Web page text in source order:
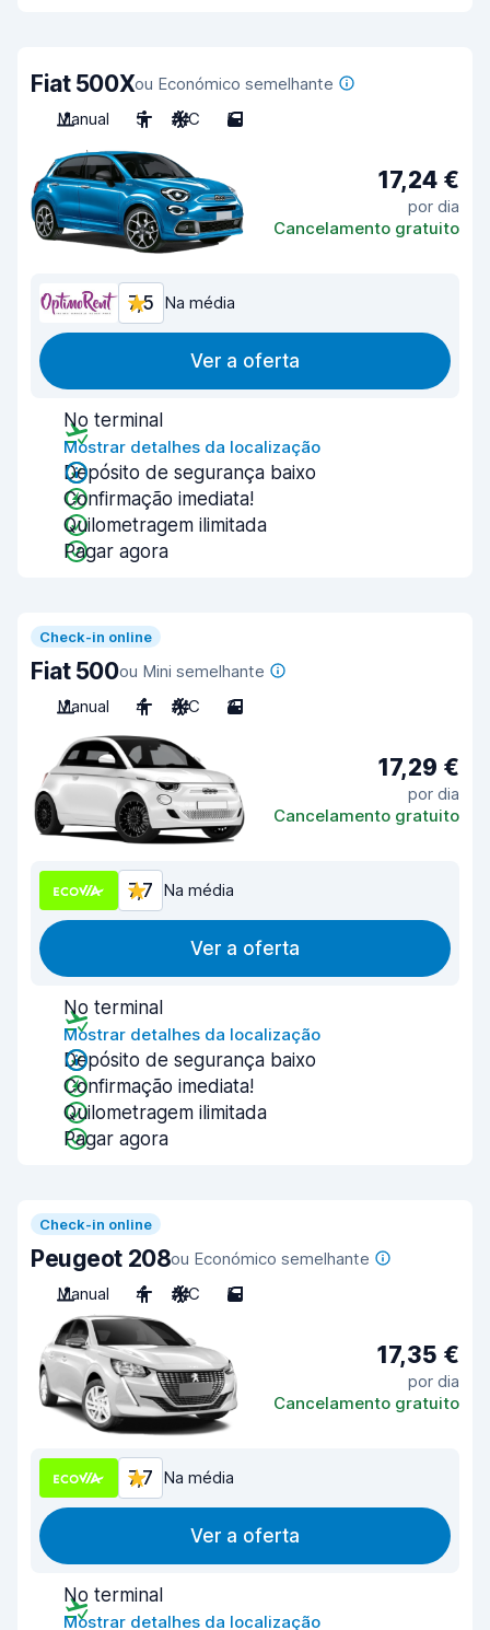
Fiat 500Xou Económico semelhante
Manual
5 A/C 5
17,24 €
por dia
Cancelamento gratuito
7,5 Na média
Ver a oferta
No terminal
Mostrar detalhes da localização
Depósito de segurança baixo
Confirmação imediata!
Quilometragem ilimitada
Pagar agora
Check-in online
Fiat 500ou Mini semelhante
Manual
4 A/C 3
17,29 €
por dia
Cancelamento gratuito
7,7 Na média
Ver a oferta
No terminal
Mostrar detalhes da localização
Depósito de segurança baixo
Confirmação imediata!
Quilometragem ilimitada
Pagar agora
Check-in online
Peugeot 208ou Económico semelhante
Manual
4 A/C 5
17,35 €
por dia
Cancelamento gratuito
7,7 Na média
Ver a oferta
No terminal
Mostrar detalhes da localização